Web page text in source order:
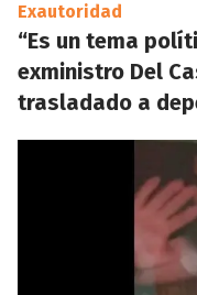
Exautoridad
“Es un tema
exministro Del
trasladado a